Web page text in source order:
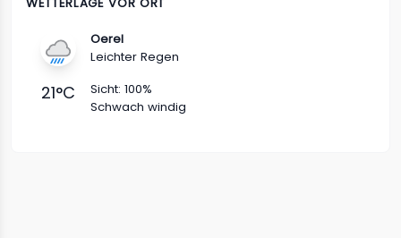
Oerel
Leichter Regen
21°C Sicht: 100%
Schwach windig